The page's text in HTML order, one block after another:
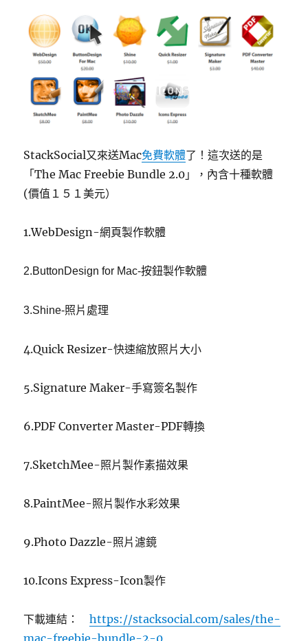
StackSocial又來送Mac免費軟體了！這次送的是
「The Mac Freebie Bundle 2.0」，內含十種軟體
(價值１５１美元）
1.WebDesign-網頁製作軟體
2.ButtonDesign for Mac-按鈕製作軟體
3.Shine-照片處理
4.Quick Resizer-快速縮放照片大小
5.Signature Maker-手寫簽名製作
6.PDF Converter Master-PDF轉換
7.SketchMee-照片製作素描效果
8.PaintMee-照片製作水彩效果
9.Photo Dazzle-照片濾鏡
10.Icons Express-Icon製作
下載連結：https://stacksocial.com/sales/the-